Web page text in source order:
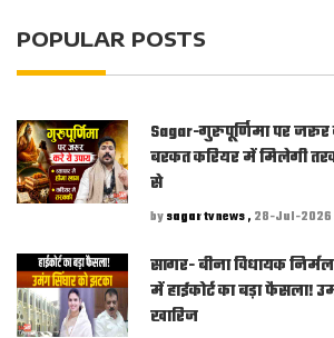
POPULAR POSTS
Sagar-गुरुपूर्णिमा पर जरूर
बरकत करियर में मिलेगी
से
bysagar tv news , 28-Jul-2026
सागर- बीना विधायक
में हाईकोर्ट का बड़ा फैसला!
खारिज